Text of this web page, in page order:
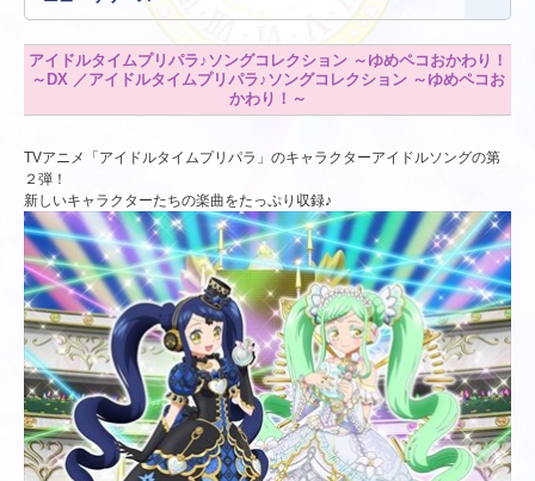
アイドルタイムプリパラ♪ソングコレクション ～ゆめペコおかわり！
～DX ／アイドルタイムプリパラ♪ソングコレクション ～ゆめペコお
かわり！～
TVアニメ「アイドルタイムプリパラ」のキャラクターアイドルソングの第
２弾！
新しいキャラクターたちの楽曲をたっぷり収録♪